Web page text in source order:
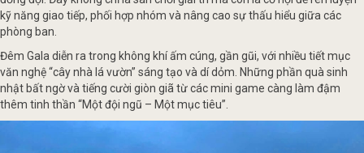
kỹ năng giao tiếp, phối hợp nhóm và nâng cao sự thấu hiểu giữa các
phòng ban.
Đêm Gala diễn ra trong không khí ấm cúng, gần gũi, với nhiều tiết mục
văn nghệ “cây nhà lá vườn” sáng tạo và dí dỏm. Những phần quà sinh
nhật bất ngờ và tiếng cười giòn giã từ các mini game càng làm đậm
thêm tinh thần “Một đội ngũ – Một mục tiêu”.